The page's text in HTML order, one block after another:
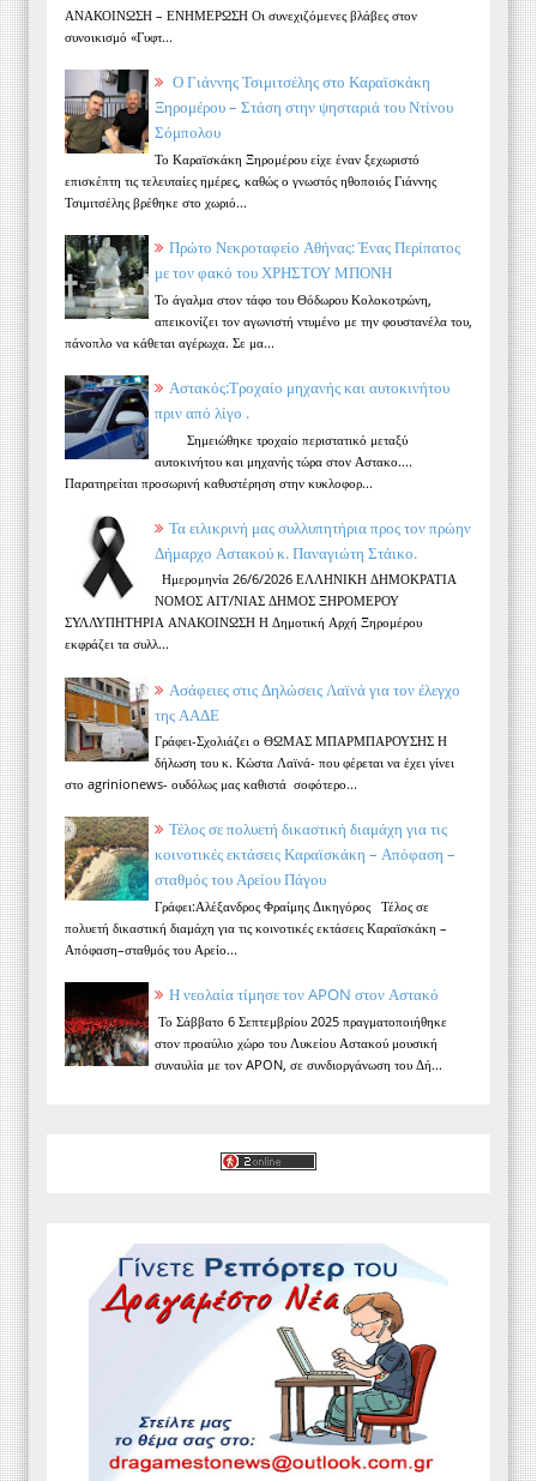
ΑΝΑΚΟΙΝΩΣΗ – ΕΝΗΜΕΡΩΣΗ Οι συνεχιζόμενες βλάβες στον
συνοικισμό «Γυφτ...
Ο Γιάννης Τσιμιτσέλης στο Καραϊσκάκη
Ξηρομέρου – Στάση στην ψησταριά του Ντίνου
Σόμπολου
Το Καραϊσκάκη Ξηρομέρου είχε έναν ξεχωριστό
επισκέπτη τις τελευταίες ημέρες, καθώς ο γνωστός ηθοποιός Γιάννης
Τσιμιτσέλης βρέθηκε στο χωριό...
Πρώτο Νεκροταφείο Αθήνας: Ένας Περίπατος
με τον φακό του ΧΡΗΣΤΟΥ ΜΠΟΝΗ
Το άγαλμα στον τάφο του Θόδωρου Κολοκοτρώνη,
απεικονίζει τον αγωνιστή ντυμένο με την φουστανέλα του,
πάνοπλο να κάθεται αγέρωχα. Σε μα...
Αστακός:Τροχαίο μηχανής και αυτοκινήτου
πριν από λίγο .
Σημειώθηκε τροχαίο περιστατικό μεταξύ
αυτοκινήτου και μηχανής τώρα στον Αστακο....
Παρατηρείται προσωρινή καθυστέρηση στην κυκλοφορ...
Τα ειλικρινή μας συλλυπητήρια προς τον πρώην
Δήμαρχο Αστακού κ. Παναγιώτη Στάικο.
Ημερομηνία 26/6/2026 ΕΛΛΗΝΙΚΗ ΔΗΜΟΚΡΑΤΙΑ
ΝΟΜΟΣ ΑΙΤ/ΝΙΑΣ ΔΗΜΟΣ ΞΗΡΟΜΕΡΟΥ
ΣΥΛΛΥΠΗΤΗΡΙΑ ΑΝΑΚΟΙΝΩΣΗ Η Δημοτική Αρχή Ξηρομέρου
εκφράζει τα συλλ...
Ασάφειες στις Δηλώσεις Λαϊνά για τον έλεγχο
της ΑΑΔΕ
Γράφει-Σχολιάζει ο ΘΩΜΑΣ ΜΠΑΡΜΠΑΡΟΥΣΗΣ Η
δήλωση του κ. Κώστα Λαϊνά- που φέρεται να έχει γίνει
στο agrinionews- ουδόλως μας καθιστά σοφότερο...
Τέλος σε πολυετή δικαστική διαμάχη για τις
κοινοτικές εκτάσεις Καραϊσκάκη – Απόφαση –
σταθμός του Αρείου Πάγου
Γράφει:Αλέξανδρος Φραίμης Δικηγόρος Τέλος σε
πολυετή δικαστική διαμάχη για τις κοινοτικές εκτάσεις Καραϊσκάκη –
Απόφαση–σταθμός του Αρείο...
Η νεολαία τίμησε τον APON στον Αστακό
Το Σάββατο 6 Σεπτεμβρίου 2025 πραγματοποιήθηκε
στον προαύλιο χώρο του Λυκείου Αστακού μουσική
συναυλία με τον APON, σε συνδιοργάνωση του Δή...